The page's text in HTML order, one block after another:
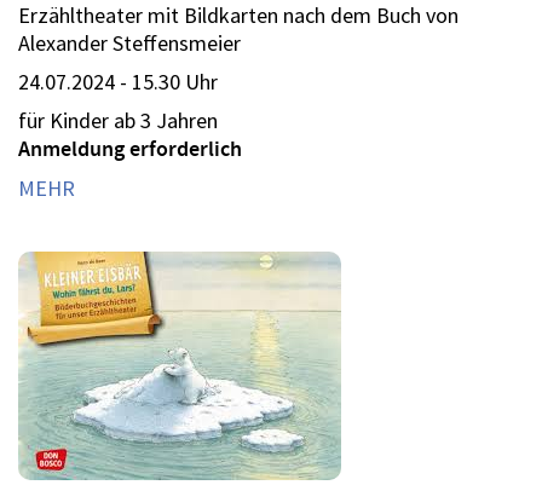
Erzähltheater mit Bildkarten nach dem Buch von
Alexander Steffensmeier
24.07.2024 - 15.30 Uhr
für Kinder ab 3 Jahren
Anmeldung erforderlich
MEHR